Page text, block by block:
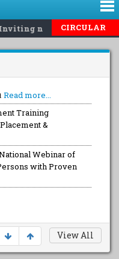
nomination for 5
CIRCULAR
Read more...
Training
&
Webinar of
with Proven
View All